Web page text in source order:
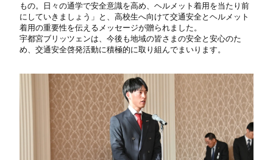
もの。日々の通学で安全意識を高め、ヘルメット着用を当たり前
にしていきましょう」と、高校生へ向けて交通安全とヘルメット
着用の重要性を伝えるメッセージが贈られました。
宇都宮ブリッツェンは、今後も地域の皆さまの安全と安心のた
め、交通安全啓発活動に積極的に取り組んでまいります。